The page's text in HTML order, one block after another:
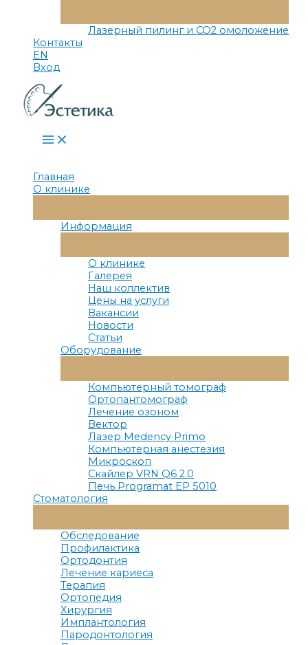
Меню
Лазерный пилинг и СО2 омоложение
Контакты
EN
Вход
Main
Menu
Главная
О клинике
Меню
Информация
Меню
О клинике
Галерея
Наш коллектив
Цены на услуги
Вакансии
Новости
Статьи
Оборудование
Меню
Компьютерный томограф
Ортопантомограф
Лечение озоном
Вектор
Лазер Medency Primo
Компьютерная анестезия
Микроскоп
Скайлер VRN Q6 2.0
Печь Programat EP 5010
Стоматология
Меню
Обследование
Профилактика
Ортодонтия
Лечение кариеса
Терапия
Ортопедия
Хирургия
Имплантология
Пародонтология